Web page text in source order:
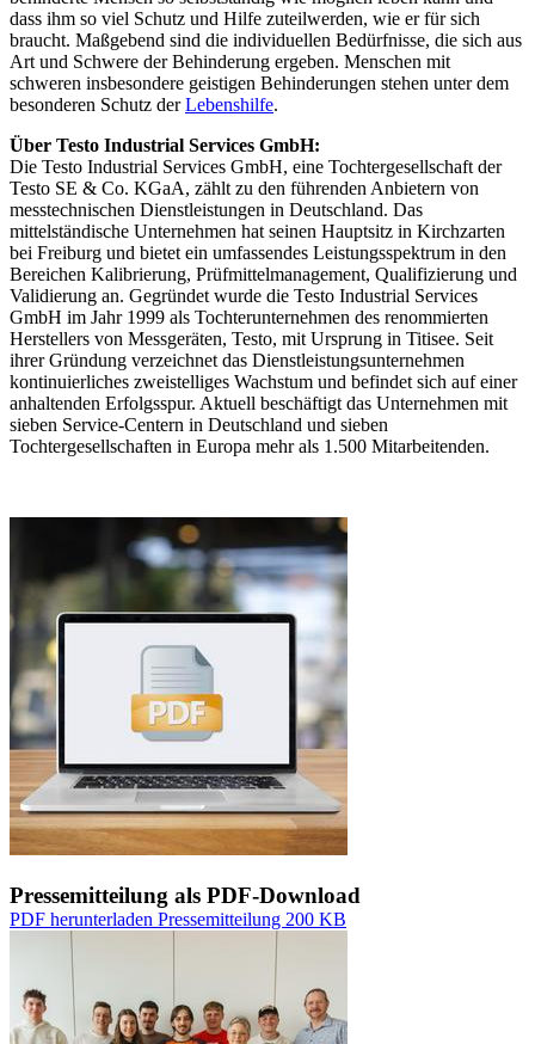
dass ihm so viel Schutz und Hilfe zuteilwerden, wie er für sich
braucht. Maßgebend sind die individuellen Bedürfnisse, die sich aus
Art und Schwere der Behinderung ergeben. Menschen mit
schweren insbesondere geistigen Behinderungen stehen unter dem
besonderen Schutz derLebenshilfe.
Über Testo Industrial Services GmbH:
Die Testo Industrial Services GmbH, eine Tochtergesellschaft der
Testo SE & Co. KGaA, zählt zu den führenden Anbietern von
messtechnischen Dienstleistungen in Deutschland. Das
mittelständische Unternehmen hat seinen Hauptsitz in Kirchzarten
bei Freiburg und bietet ein umfassendes Leistungsspektrum in den
Bereichen Kalibrierung, Prüfmittelmanagement, Qualifizierung und
Validierung an. Gegründet wurde die Testo Industrial Services
GmbH im Jahr 1999 als Tochterunternehmen des renommierten
Herstellers von Messgeräten, Testo, mit Ursprung in Titisee. Seit
ihrer Gründung verzeichnet das Dienstleistungsunternehmen
kontinuierliches zweistelliges Wachstum und befindet sich auf einer
anhaltenden Erfolgsspur. Aktuell beschäftigt das Unternehmen mit
sieben Service-Centern in Deutschland und sieben
Tochtergesellschaften in Europa mehr als 1.500 Mitarbeitenden.
Pressemitteilung als PDF-Download
PDF herunterladen Pressemitteilung 200 KB